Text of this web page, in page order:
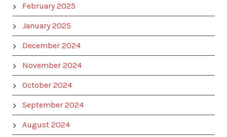
February 2025
January 2025
December 2024
November 2024
October 2024
September 2024
August 2024